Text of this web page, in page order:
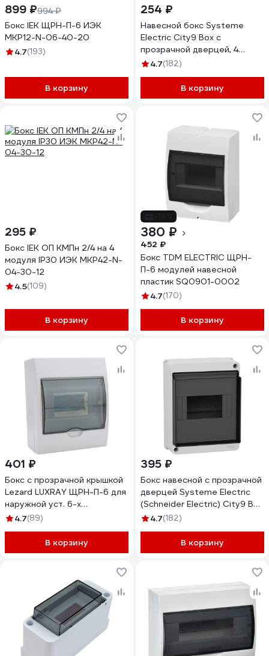
899 ₽994 ₽
Бокс IEK ЩРН-П-6 ИЭК
MKP12-N-06-40-20
4.7(193)
В корзину
254 ₽
Навесной бокс Systeme
Electric City9 Box с
прозрачной дверцей, 4
модуля EZ9EAB104
4.7(182)
В корзину
295 ₽
Бокс IEK ОП КМПн 2/4 на 4
модуля IP30 ИЭК MKP42-N-
04-30-12
4.5(109)
В корзину
380 ₽
452 ₽
Бокс TDM ELECTRIC ЩРН-
П-6 модулей навесной
пластик SQ0901-0002
4.7(170)
В корзину
401 ₽
Бокс с прозрачной крышкой
Lezard LUXRAY ЩРН-П-6 для
наружной уст. 6-х
модульных устройств 731-
4.7(89)
В корзину
395 ₽
Бокс навесной с прозрачной
дверцей Systeme Electric
(Schneider Electric) City9 Box
6 модулей EZ9EAB106
4.7(182)
В корзину